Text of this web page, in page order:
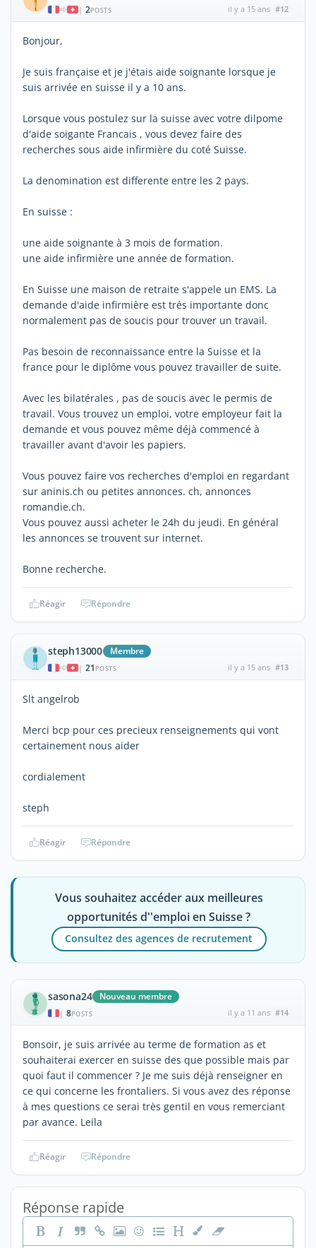
| 2POSTS il y a 15 ans #12
Bonjour,
Je suis française et je j'étais aide soignante lorsque je
suis arrivée en suisse il y a 10 ans.
Lorsque vous postulez sur la suisse avec votre dilpome
d'aide soigante Francais , vous devez faire des
recherches sous aide infirmière du coté Suisse.
La denomination est differente entre les 2 pays.
En suisse :
une aide soignante à 3 mois de formation.
une aide infirmière une année de formation.
En Suisse une maison de retraite s'appele un EMS. La
demande d'aide infirmière est trés importante donc
normalement pas de soucis pour trouver un travail.
Pas besoin de reconnaissance entre la Suisse et la
france pour le diplôme vous pouvez travailler de suite.
Avec les bilatérales , pas de soucis avec le permis de
travail. Vous trouvez un emploi, votre employeur fait la
demande et vous pouvez même déjà commencé à
travailler avant d'avoir les papiers.
Vous pouvez faire vos recherches d'emploi en regardant
sur aninis.ch ou petites annonces. ch, annonces
romandie.ch.
Vous pouvez aussi acheter le 24h du jeudi. En général
les annonces se trouvent sur internet.
Bonne recherche.
Réagir Répondre
steph13000 Membre
| 21 POSTS il y a 15 ans #13
Slt angelrob
Merci bcp pour ces precieux renseignements qui vont
certainement nous aider
cordialement
steph
Réagir Répondre
Vous souhaitez accéder aux meilleures
opportunités d''emploi en Suisse ?
Consultez des agences de recrutement
sasona24 Nouveau membre
| 8POSTS il y a 11 ans #14
Bonsoir, je suis arrivée au terme de formation as et
souhaiterai exercer en suisse des que possible mais par
quoi faut il commencer ? Je me suis déjà renseigner en
ce qui concerne les frontaliers. Si vous avez des réponse
à mes questions ce serai très gentil en vous remerciant
par avance. Leila
Réagir Répondre
Réponse rapide